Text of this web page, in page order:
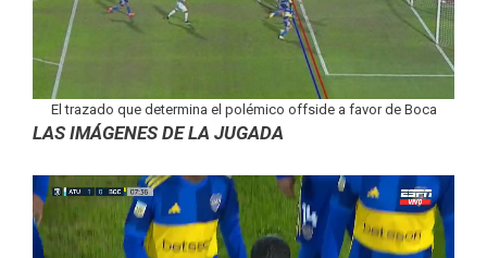
El trazado que determina el polémico offside a favor de Boca
LAS IMÁGENES DE LA JUGADA